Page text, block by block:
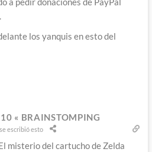
los yanquis en esto del
« BRAINSTOMPING
escribió esto
misterio del cartucho de Zelda